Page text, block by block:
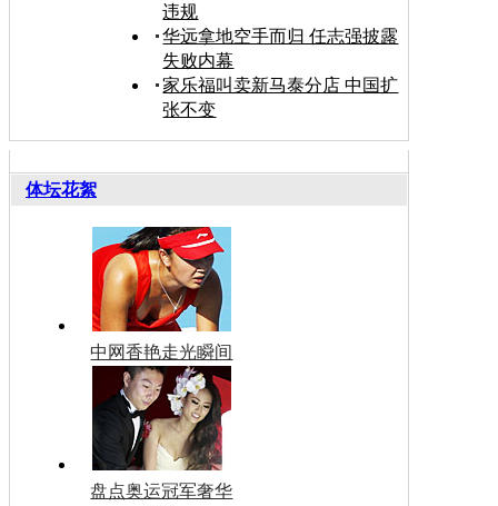
违规
华远拿地空手而归 任志强披露
失败内幕
家乐福叫卖新马泰分店 中国扩
张不变
体坛花絮
中网香艳走光瞬间
盘点奥运冠军奢华